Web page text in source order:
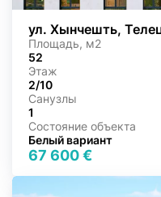
ул. Хынчешть,
Площадь, м2
52
Этаж
2/10
Санузлы
1
Состояние объекта
Белый вариант
67 600 €